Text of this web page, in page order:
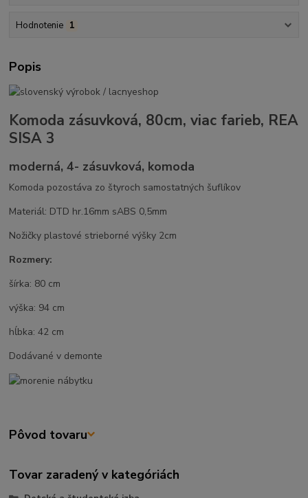
Hodnotenie 1
Popis
Komoda zásuvková, 80cm, viac farieb, REA
SISA 3
moderná, 4- zásuvková, komoda
Komoda pozostáva zo štyroch samostatných šuflíkov
Materiál: DTD hr.16mm sABS 0,5mm
Nožičky plastové strieborné výšky 2cm
Rozmery:
šírka: 80 cm
výška: 94 cm
hĺbka: 42 cm
Dodávané v demonte
Pôvod tovaru
Tovar zaradený v kategóriách